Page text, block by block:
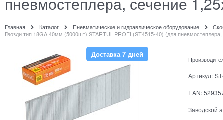
Главная Каталог Пневматическое и гидравлическое оборудование
Гвозди тип 18GA 40мм (5000шт) STARTUL PROFI (ST4515-40) (для
Доставка 7 дней
Артикул:
EAN:
Заводской